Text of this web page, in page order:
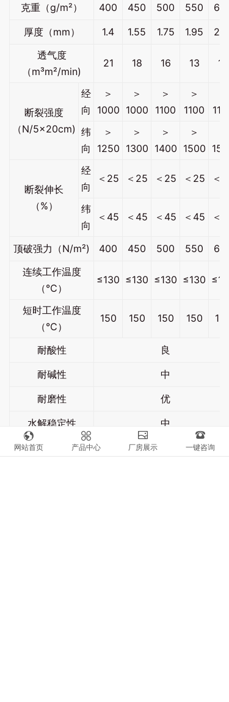
克重（g/m²）
400 450 500 550
600
厚度（mm）
1.4 1.55 1.75 1.95
2.15
透气度
（m³m²/min)
21 18 16 13 12
断裂强度
（N/5×20cm)
经
向
＞
1000
＞
1000
＞
1100
＞
1100
1150
纬
向
＞
1250
＞
1300
＞
1400
＞
1500 1500
断裂伸长
（%）
经
向
＜25 ＜25 ＜25 ＜25 ＜25
纬
向
＜45 ＜45 ＜45 ＜45 ＜45
顶破强力（N/m²) 400 450 500 550
600
连续工作温度
（℃）
≤130 ≤130 ≤130 ≤130 ≤130
短时工作温度
（℃）
150 150 150 150 150
耐酸性
良
耐碱性
中
耐磨性
优
水解稳定性
中
后处理方式
烧毛、压光、热定型（镜面处
网站首页 产品中心 厂房展示 一键咨询